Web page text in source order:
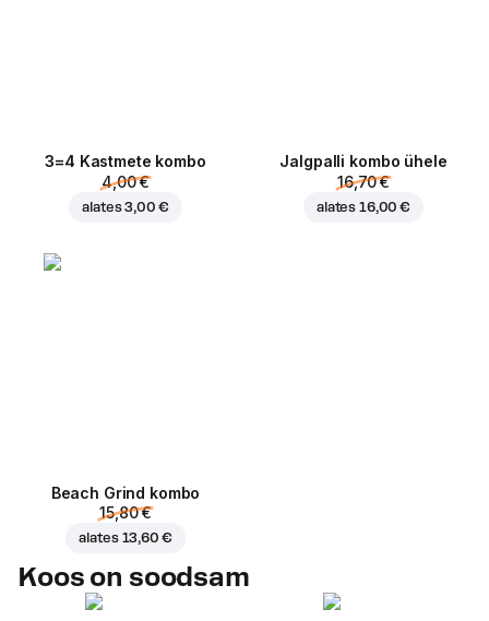
3=4 Kastmete kombo
4,00 €
alates3,00 €
Jalgpalli kombo ühele
16,70 €
alates 16,00 €
Beach Grind kombo
15,80 €
alates 13,60 €
Koos on soodsam